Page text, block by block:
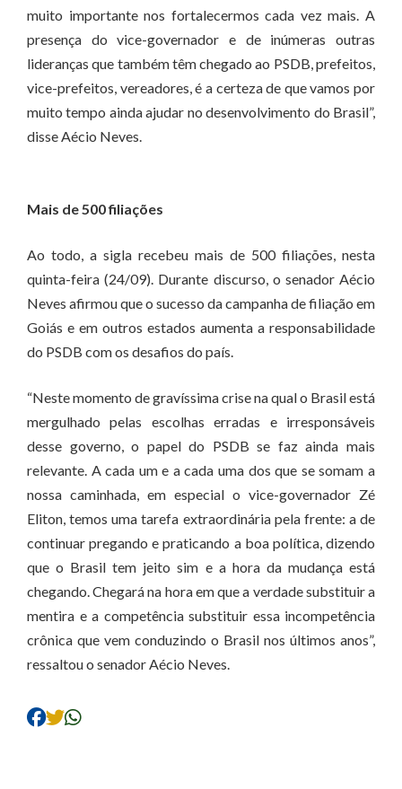
muito importante nos fortalecermos cada vez mais. A
presença do vice-governador e de inúmeras outras
lideranças que também têm chegado ao PSDB, prefeitos,
vice-prefeitos, vereadores, é a certeza de que vamos por
muito tempo ainda ajudar no desenvolvimento do Brasil”,
disse Aécio Neves.
Mais de 500 filiações
Ao todo, a sigla recebeu mais de 500 filiações, nesta
quinta-feira (24/09). Durante discurso, o senador Aécio
Neves afirmou que o sucesso da campanha de filiação em
Goiás e em outros estados aumenta a responsabilidade
do PSDB com os desafios do país.
“Neste momento de gravíssima crise na qual o Brasil está
mergulhado pelas escolhas erradas e irresponsáveis
desse governo, o papel do PSDB se faz ainda mais
relevante. A cada um e a cada uma dos que se somam a
nossa caminhada, em especial o vice-governador Zé
Eliton, temos uma tarefa extraordinária pela frente: a de
continuar pregando e praticando a boa política, dizendo
que o Brasil tem jeito sim e a hora da mudança está
chegando. Chegará na hora em que a verdade substituir a
mentira e a competência substituir essa incompetência
crônica que vem conduzindo o Brasil nos últimos anos”,
ressaltou o senador Aécio Neves.